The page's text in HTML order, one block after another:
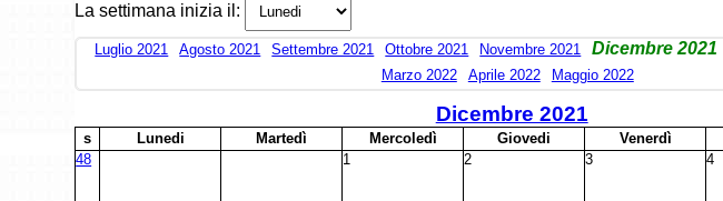
La settimana inizia il:
Luglio 2021 Agosto 2021 Settembre 2021 Ottobre 2021 Novembre 2021 Dicembre 2021
Marzo 2022
Aprile 2022 Maggio 2022
Dicembre 2021
s Lunedi Martedì Mercoledì Giovedi Venerdì
48
1 2 3 4